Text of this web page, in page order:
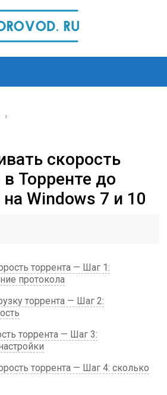
›
скорость
Торренте до
Windows 7 и 10
торрента — Шаг 1:
протокола
торрента — Шаг 2:
торрента — Шаг 3:
торрента — Шаг 4: сколько